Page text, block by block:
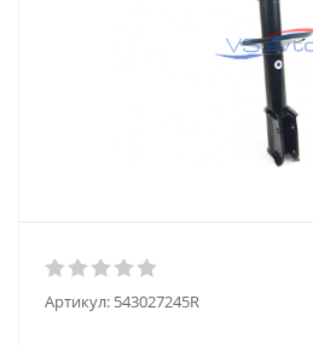
Артикул: 543027245R